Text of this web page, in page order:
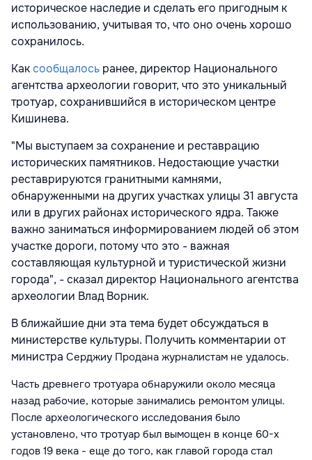
историческое наследие и сделать его пригодным к
использованию, учитывая то, что оно очень хорошо
сохранилось.
Каксообщалось ранее, директор Национального
агентства археологии говорит, что это уникальный
тротуар, сохранившийся в историческом центре
Кишинева.
"Мы выступаем за сохранение и реставрацию
исторических памятников. Недостающие участки
реставрируются гранитными камнями,
обнаруженными на других участках улицы 31 августа
или в других районах исторического ядра. Также
важно заниматься информированием людей об этом
участке дороги, потому что это - важная
составляющая культурной и туристической жизни
города", - сказал директор Национального агентства
археологии Влад Ворник.
В ближайшие дни эта тема будет обсуждаться в
министерстве культуры. Получить комментарии от
министра Серджиу Продана журналистам не удалось.
Часть древнего тротуара обнаружили около месяца
назад рабочие, которые занимались ремонтом улицы.
После археологического исследования было
установлено, что тротуар был вымощен в конце 60-х
годов 19 века - еще до того, как главой города стал